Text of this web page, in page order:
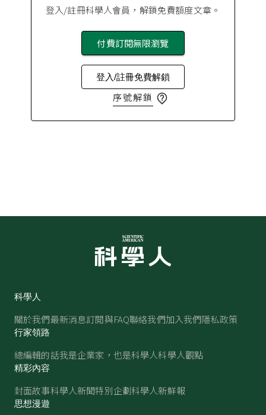
登入/註冊科學人會員，解鎖免費額度文章。
付費訂閱無限瀏覽
登入/註冊免費解鎖
序號解鎖
科學人
關於我們最新消息訂閱與FAQ聯絡我們加入我們隱私政策
行家領路
總編輯的話我是企業家，也是科學人科學人觀點
精彩內容
封面故事科學人新聞特別企劃科學人新鮮報
思想漫遊